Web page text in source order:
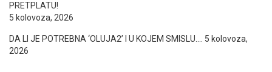
PRETPLATU!
5 kolovoza, 2026
DA LI JE POTREBNA ‘OLUJA2’ I U KOJEM SMISLU….
5 kolovoza,
2026